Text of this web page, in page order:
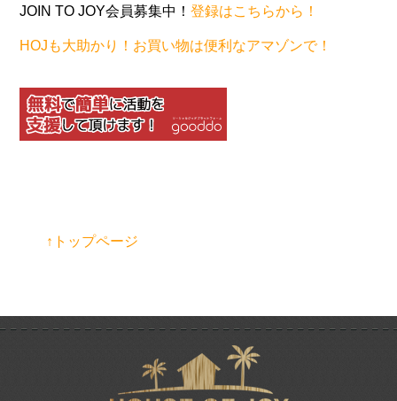
JOIN TO JOY会員募集中！登録はこちらから！
HOJも大助かり！お買い物は便利なアマゾンで！
↑トップページ